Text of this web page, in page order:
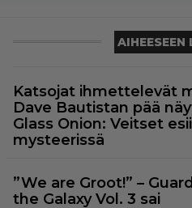
AIHEESEEN
Katsojat ihmettelevät
Dave Bautistan pää
Glass Onion: Veitset
mysteerissä
”We are Groot!” –
the Galaxy Vol. 3 sai